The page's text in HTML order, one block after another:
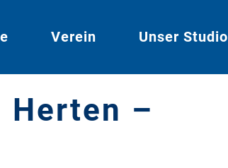
Verein Unser Studio
Herten –